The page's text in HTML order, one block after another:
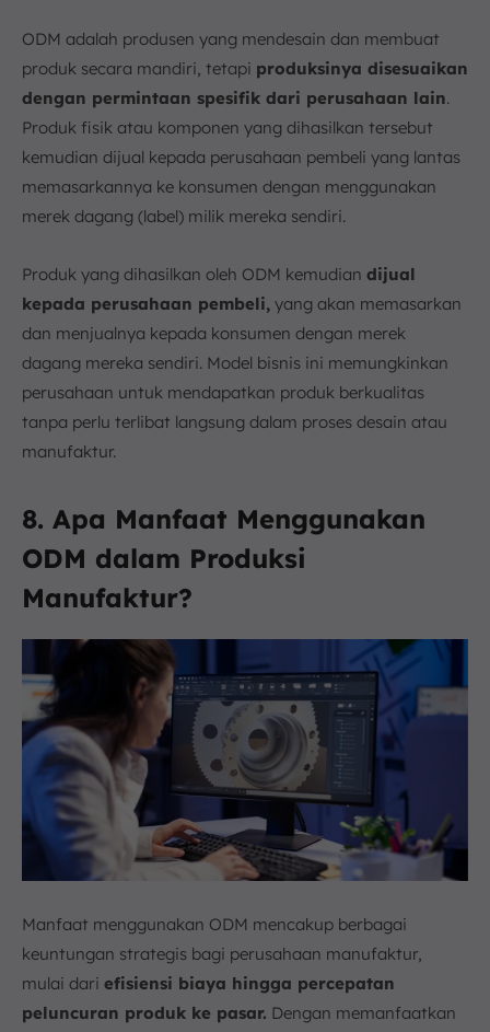
ODM adalah produsen yang mendesain dan membuat
produk secara mandiri, tetapi produksinya disesuaikan
dengan permintaan spesifik dari perusahaan lain.
Produk fisik atau komponen yang dihasilkan tersebut
kemudian dijual kepada perusahaan pembeli yang lantas
memasarkannya ke konsumen dengan menggunakan
merek dagang (label) milik mereka sendiri.
Produk yang dihasilkan oleh ODM kemudian dijual
kepada perusahaan pembeli, yang akan memasarkan
dan menjualnya kepada konsumen dengan merek
dagang mereka sendiri. Model bisnis ini memungkinkan
perusahaan untuk mendapatkan produk berkualitas
tanpa perlu terlibat langsung dalam proses desain atau
manufaktur.
8. Apa Manfaat Menggunakan
ODM dalam Produksi
Manufaktur?
Manfaat menggunakan ODM mencakup berbagai
keuntungan strategis bagi perusahaan manufaktur,
mulai dari efisiensi biaya hingga percepatan
peluncuran produk ke pasar. Dengan memanfaatkan